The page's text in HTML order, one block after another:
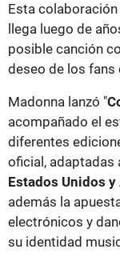
Esta
llega luego de
posible canción
deseo de los fans
Madonna lanzó "
acompañado el
diferentes
oficial, adaptadas
Estados Unidos
además la
electrónicos y
su identidad